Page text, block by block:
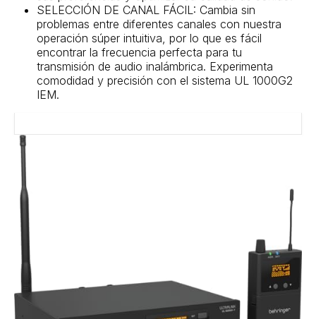
SELECCIÓN DE CANAL FÁCIL: Cambia sin
problemas entre diferentes canales con nuestra
operación súper intuitiva, por lo que es fácil
encontrar la frecuencia perfecta para tu
transmisión de audio inalámbrica. Experimenta
comodidad y precisión con el sistema UL 1000G2
IEM.